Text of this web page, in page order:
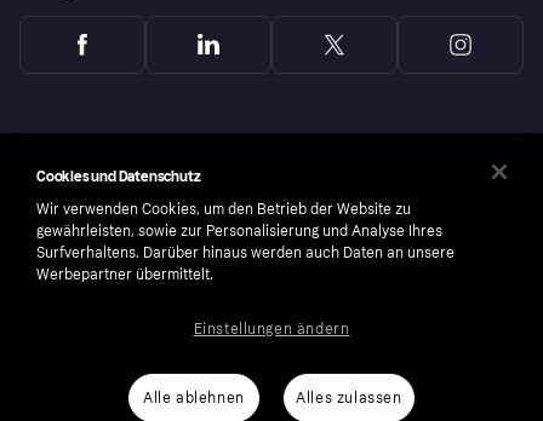
number: 556737-0431
Cookies und Datenschutz
Wir verwenden Cookies, um den Betrieb der Website zu
gewährleisten, sowie zur Personalisierung und Analyse Ihres
Surfverhaltens. Darüber hinaus werden auch Daten an unsere
Werbepartner übermittelt.
Alle ablehnen Alles zulassen
Einstellungen ändern